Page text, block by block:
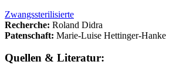
Zwangssterilisierte
Recherche: Roland Didra
Patenschaft: Marie-Luise Hettinger-Hanke
Quellen & Literatur: